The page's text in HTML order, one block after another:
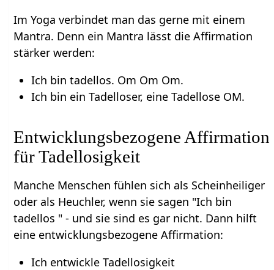
Im Yoga verbindet man das gerne mit einem
Mantra. Denn ein Mantra lässt die Affirmation
stärker werden:
Ich bin tadellos. Om Om Om.
Ich bin ein Tadelloser, eine Tadellose OM.
Entwicklungsbezogene Affirmation
für Tadellosigkeit
Manche Menschen fühlen sich als Scheinheiliger
oder als Heuchler, wenn sie sagen "Ich bin
tadellos " - und sie sind es gar nicht. Dann hilft
eine entwicklungsbezogene Affirmation:
Ich entwickle Tadellosigkeit